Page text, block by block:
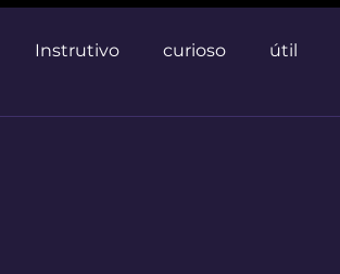
Instrutivo curioso útil
de 5 estrelas.